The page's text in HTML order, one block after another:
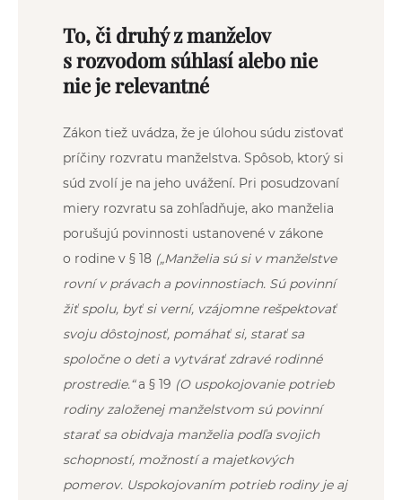
To, či druhý z manželov
s rozvodom súhlasí alebo nie
nie je relevantné
Zákon tiež uvádza, že je úlohou súdu zisťovať
príčiny rozvratu manželstva. Spôsob, ktorý si
súd zvolí je na jeho uvážení. Pri posudzovaní
miery rozvratu sa zohľadňuje, ako manželia
porušujú povinnosti ustanovené v zákone
o rodine v § 18 („Manželia sú si v manželstve
rovní v právach a povinnostiach. Sú povinní
žiť spolu, byť si verní, vzájomne rešpektovať
svoju dôstojnosť, pomáhať si, starať sa
spoločne o deti a vytvárať zdravé rodinné
prostredie.“a § 19 (O uspokojovanie potrieb
rodiny založenej manželstvom sú povinní
starať sa obidvaja manželia podľa svojich
schopností, možností a majetkových
pomerov. Uspokojovaním potrieb rodiny je aj